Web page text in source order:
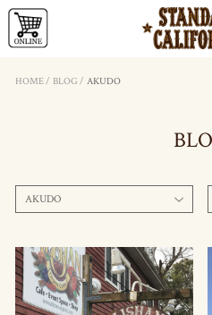
HOME/ BLOG / AKUDO
AKUDO